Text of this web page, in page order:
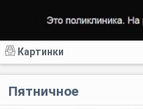
Картинки
Пятничное